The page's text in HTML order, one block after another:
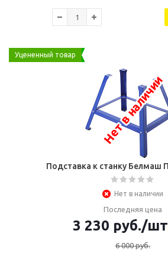
Уцененный товар
Нет в наличии
Нет в наличии
Последняя цена
3 230 руб./шт
6 000руб.